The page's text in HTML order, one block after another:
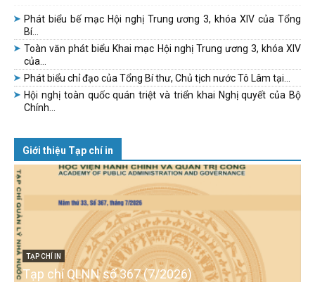
Phát biểu bế mạc Hội nghị Trung ương 3, khóa XIV của Tổng
Bí...
Toàn văn phát biểu Khai mạc Hội nghị Trung ương 3, khóa XIV
của...
Phát biểu chỉ đạo của Tổng Bí thư, Chủ tịch nước Tô Lâm tại...
Hội nghị toàn quốc quán triệt và triển khai Nghị quyết của Bộ
Chính...
Giới thiệu Tạp chí in
TẠP CHÍ IN
Tạp chí QLNN số 367 (7/2026)